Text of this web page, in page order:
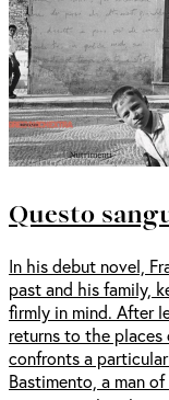
Questo
In his debut novel,
past and his family,
firmly in mind. After
returns to the places
confronts a
Bastimento, a man